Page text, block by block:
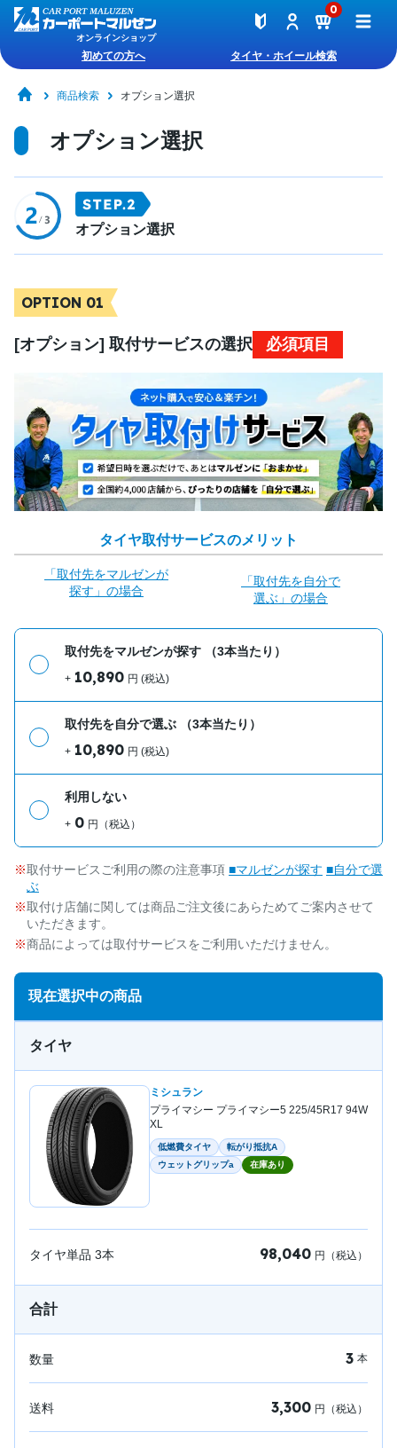
オンラインショップ
0
初めての方へ タイヤ・ホイール検索
商品検索 オプション選択
オプション選択
オプション選択
OPTION 01
[オプション] 取付サービスの選択 必須項目
タイヤ取付サービスのメリット
「取付先をマルゼンが
探す」の場合
「取付先を自分で
選ぶ」の場合
取付先をマルゼンが探す （3本当たり）
+ 10,890 円 (税込)
取付先を自分で選ぶ （3本当たり）
+ 10,890 円 (税込)
利用しない
+ 0 円（税込）
取付サービスご利用の際の注意事項 ■マルゼンが探す ■自分で選
ぶ
取付け店舗に関しては商品ご注文後にあらためてご案内させて
いただきます。
商品によっては取付サービスをご利用いただけません。
現在選択中の商品
タイヤ
ミシュラン
プライマシー プライマシー5 225/45R17 94W
XL
低燃費タイヤ
転がり抵抗A
ウェットグリップa
在庫あり
タイヤ単品 3本 98,040 円（税込）
合計
数量 3 本
送料 3,300 円（税込）